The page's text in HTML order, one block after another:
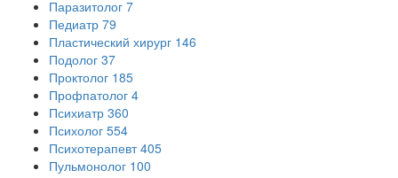
Паразитолог 7
Педиатр 79
Пластический хирург 146
Подолог 37
Проктолог 185
Профпатолог 4
Психиатр 360
Психолог 554
Психотерапевт 405
Пульмонолог 100